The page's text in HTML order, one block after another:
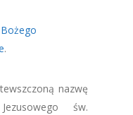
.
nazwę
św.